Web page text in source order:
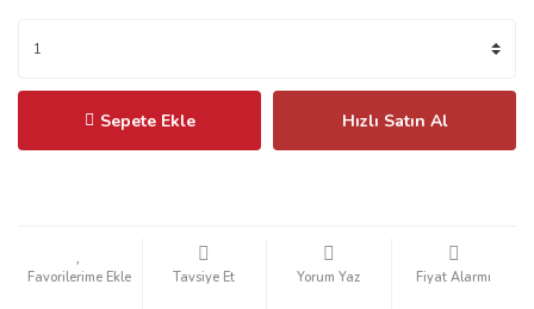
Sepete Ekle Hızlı Satın Al
Tavsiye Et Yorum Yaz Fiyat Alarmı